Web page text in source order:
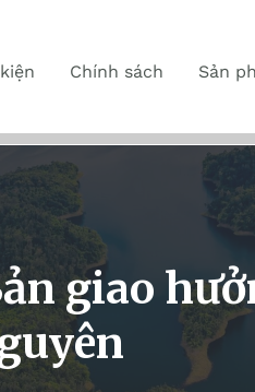
Chính sách Sản
giao